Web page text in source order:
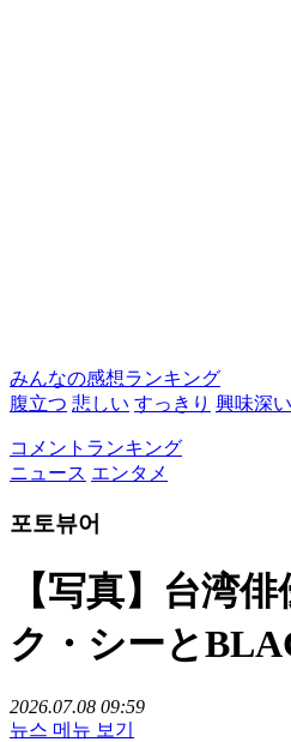
みんなの感想ランキング
腹立つ 悲しい すっきり 興味深い
コメントランキング
ニュース エンタメ
포토뷰어
【写真】台湾
ク・シーと
2026.07.08 09:59
뉴스 메뉴 보기